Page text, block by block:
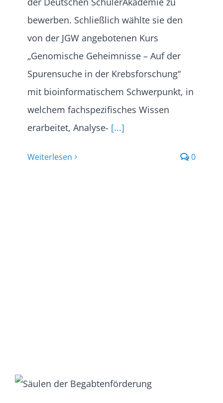
bewerben. Schließlich wählte sie den
von der JGW angebotenen Kurs
„Genomische Geheimnisse – Auf der
Spurensuche in der Krebsforschung“
mit bioinformatischem Schwerpunkt, in
welchem fachspezifisches Wissen
erarbeitet, Analyse- [...]
Weiterlesen 0